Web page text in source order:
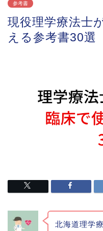
参考書
現役理学療法士
える参考書30選
北海道理学